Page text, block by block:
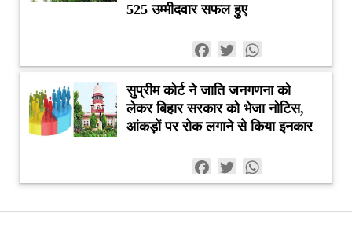
525 उम्मीदवार सफल हुए
Facebook
Twitter
सुप्रीम कोर्ट ने जाति जनगणना को
लेकर बिहार सरकार को भेजा नोटिस,
आंकड़ों पर रोक लगाने से किया इनकार
Facebook
Twitter